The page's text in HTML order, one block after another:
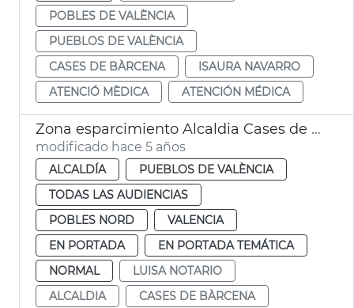
POBLES DE VALÈNCIA
PUEBLOS DE VALÈNCIA
CASES DE BÀRCENA
ISAURA NAVARRO
ATENCIÓ MÈDICA
ATENCIÓN MÉDICA
Zona esparcimiento Alcaldia Cases de Bàrcena
modificado hace 5 años
ALCALDÍA
PUEBLOS DE VALÈNCIA
TODAS LAS AUDIENCIAS
POBLES NORD
VALENCIA
EN PORTADA
EN PORTADA TEMÁTICA
NORMAL
LUISA NOTARIO
ALCALDIA
CASES DE BÀRCENA